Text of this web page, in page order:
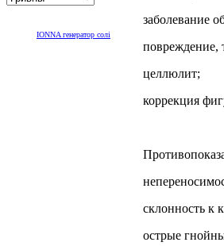
IONNA генератор солі
заболевание
повреждение,
целлюлит;
коррекция
склонность к
острые